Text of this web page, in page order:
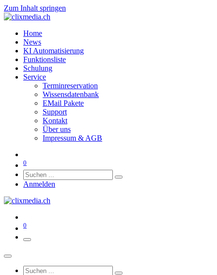
Zum Inhalt springen
Home
News
KI Automatisierung
Funktionsliste
Schulung
Service
Terminreservation
Wissensdatenbank
EMail Pakete
Support
Kontakt
Über uns
Impressum & AGB
0
Anmelden
0